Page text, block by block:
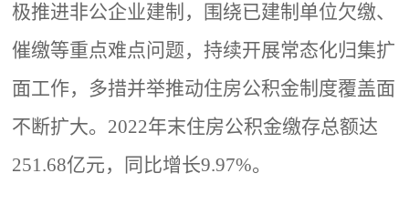
极推进非公企业建制，围绕已建制单位欠缴、
催缴等重点难点问题，持续开展常态化归集扩
面工作，多措并举推动住房公积金制度覆盖面
不断扩大。2022年末住房公积金缴存总额达
251.68亿元，同比增长9.97%。